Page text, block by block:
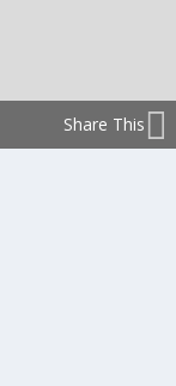
Share This